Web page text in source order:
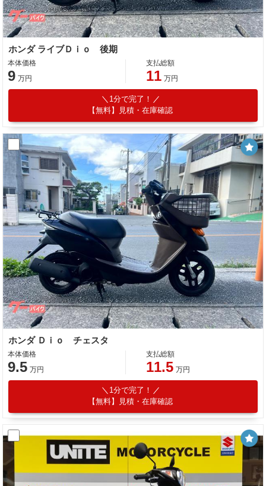
ホンダ ライブＤｉｏ 後期
本体価格
9 万円
支払総額
11 万円
1分で完了！
【無料】見積・在庫確認
ホンダ Ｄｉｏ チェスタ
本体価格
9.5 万円
支払総額
11.5 万円
1分で完了！
【無料】見積・在庫確認